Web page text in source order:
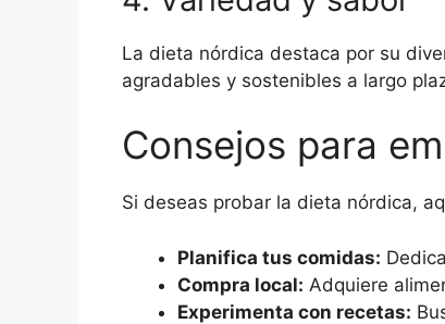
La dieta nórdica destaca por su
agradables y sostenibles a largo
Consejos para
Si deseas probar la dieta nórdica,
Planifica tus comidas:
Compra local: Adquiere
Experimenta con recetas: